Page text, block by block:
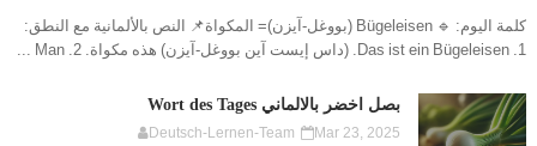
كلمة اليوم: 🔹 Bügeleisen (بووغل-آيزن)= المكواة📌 النص بالألمانية مع النطق:
1. Das ist ein Bügeleisen. (داس إيست آين بووغل-آيزن) هذه مكواة. 2. Man ...
بصل اخضر بالالماني Wort des Tages
Deutsch-Lernen-Team Mar 23, 2025